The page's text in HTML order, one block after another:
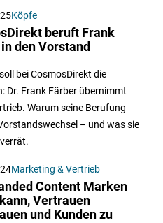
Köpfe
beruft Frank
den Vorstand
bei CosmosDirekt die
Dr. Frank Färber übernimmt
Warum seine Berufung
– und was sie
Marketing & Vertrieb
Content Marken
Vertrauen
und Kunden zu